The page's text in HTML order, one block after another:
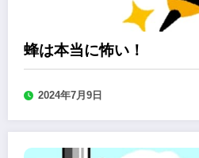
蜂は本当に怖い！
2024年7月9日